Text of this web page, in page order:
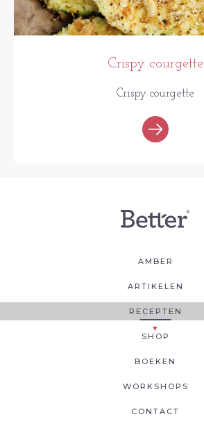
Crispy courgette
Crispy courgette
AMBER
ARTIKELEN
RECEPTEN
SHOP
BOEKEN
WORKSHOPS
CONTACT